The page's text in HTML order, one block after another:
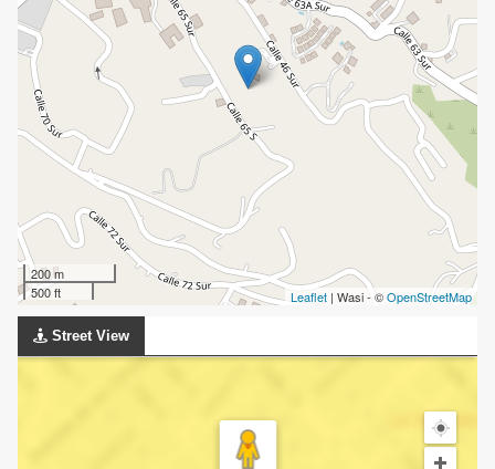
200 m
500 ft
Leaflet | Wasi - ©OpenStreetMap
Street View